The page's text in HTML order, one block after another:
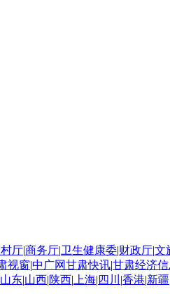
厅|商务厅|卫生健康委|财政厅|文
视窗|中广网甘肃快讯|甘肃经济信
山东|山西|陕西| 上海| 四川 |香港|新疆